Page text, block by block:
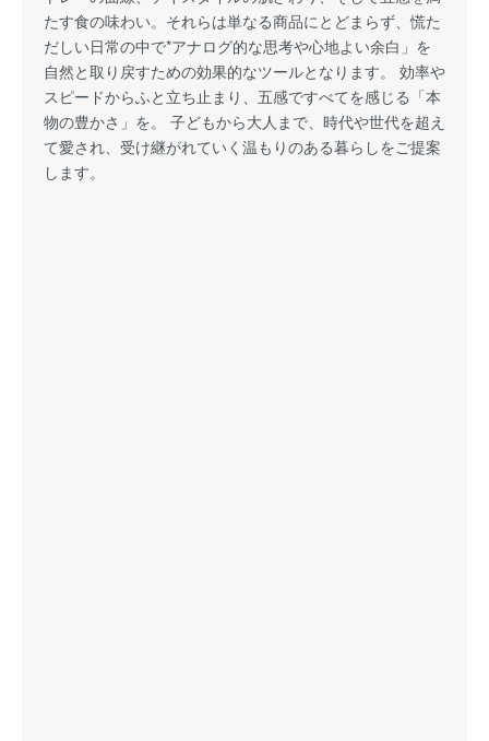
たす食の味わい。それらは単なる商品にとどまらず、慌た
だしい日常の中で*アナログ的な思考や心地よい余白」を
自然と取り戻すための効果的なツールとなります。 効率や
スピードからふと立ち止まり、五感ですべてを感じる「本
物の豊かさ」を。 子どもから大人まで、時代や世代を超え
て愛され、受け継がれていく温もりのある暮らしをご提案
します。